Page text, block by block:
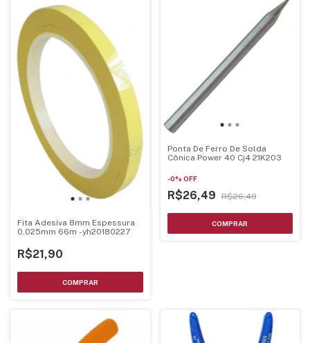
Fita Adesiva 8mm Espessura
0,025mm 66m -yh20180227
R$21,90
Ponta De Ferro De Solda
Cônica Power 40 Cj4 21K203
-0% OFF
R$26,49 R$26,49